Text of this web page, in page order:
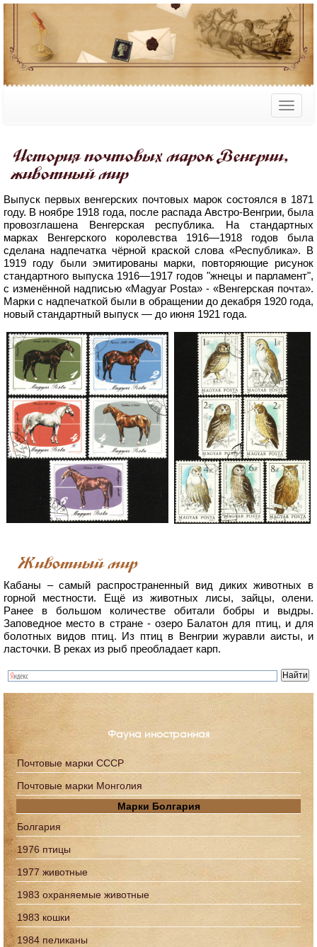
История почтовых марок Венгрии,
животный мир
Выпуск первых венгерских почтовых марок состоялся в 1871
году. В ноябре 1918 года, после распада Австро-Венгрии, была
провозглашена Венгерская республика. На стандартных
марках Венгерского королевства 1916—1918 годов была
сделана надпечатка чёрной краской слова «Республика». В
1919 году были эмитированы марки, повторяющие рисунок
стандартного выпуска 1916—1917 годов "жнецы и парламент",
с изменённой надписью «Magyar Posta» - «Венгерская почта».
Марки с надпечаткой были в обращении до декабря 1920 года,
новый стандартный выпуск — до июня 1921 года.
Животный мир
Кабаны – самый распространенный вид диких животных в
горной местности. Ещё из животных лисы, зайцы, олени.
Ранее в большом количестве обитали бобры и выдры.
Заповедное место в стране - озеро Балатон для птиц, и для
болотных видов птиц. Из птиц в Венгрии журавли аисты, и
ласточки. В реках из рыб преобладает карп.
Фауна иностранная
Почтовые марки СССР
Почтовые марки Монголия
Марки Болгария
Болгария
1976 птицы
1977 животные
1983 охраняемые животные
1983 кошки
1984 пеликаны